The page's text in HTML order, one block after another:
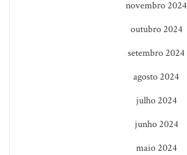
novembro 2024
outubro 2024
setembro 2024
agosto 2024
julho 2024
junho 2024
maio 2024